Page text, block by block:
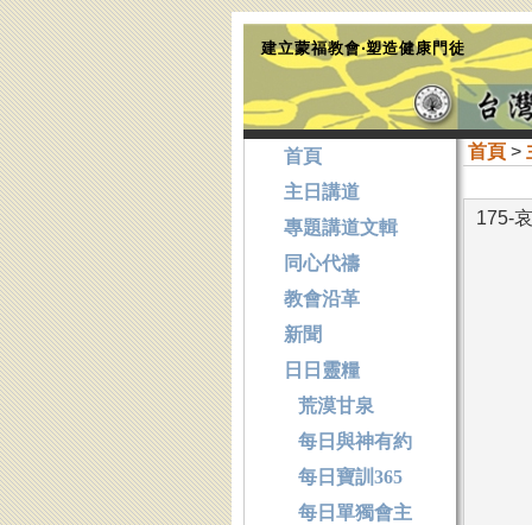
建立蒙福教會‧塑造健康門徒
首頁>
175-
首頁
主日講道
專題講道文輯
同心代禱
教會沿革
新聞
日日靈糧
荒漠甘泉
每日與神有約
每日寶訓365
每日單獨會主